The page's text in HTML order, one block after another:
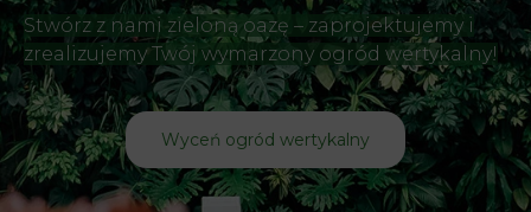
Stwórz z nami zieloną oazę – zaprojektujemy i
zrealizujemy Twój wymarzony ogród wertykalny!
Wyceń ogród wertykalny